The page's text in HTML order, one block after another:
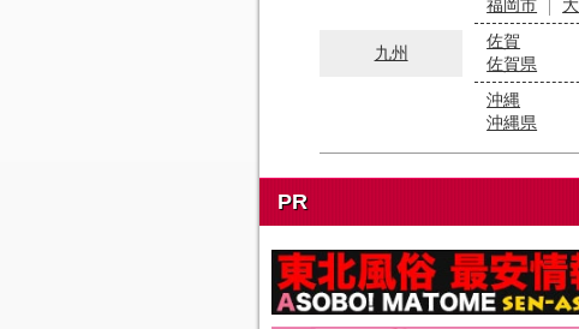
九州
福岡市
佐賀
佐賀県
沖縄
沖縄県
PR